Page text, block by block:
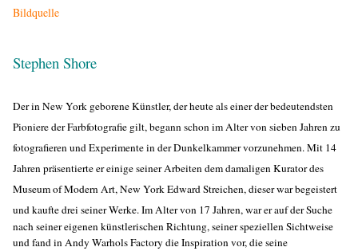
Bildquelle
Stephen Shore
Der in New York geborene Künstler, der heute als einer der bedeutendsten
Pioniere der Farbfotografie gilt, begann schon im Alter von sieben Jahren zu
fotografieren und Experimente in der Dunkelkammer vorzunehmen. Mit 14
Jahren präsentierte er einige seiner Arbeiten dem damaligen Kurator des
Museum of Modern Art, New York Edward Streichen, dieser war begeistert
und kaufte drei seiner Werke. Im Alter von 17 Jahren, war er auf der Suche
nach seiner eigenen künstlerischen Richtung, seiner speziellen Sichtweise
und fand in Andy Warhols Factory die Inspiration vor, die seine